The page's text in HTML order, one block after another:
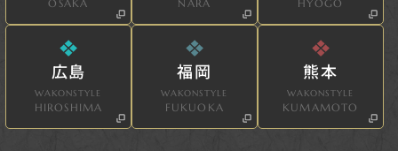
OSAKA NARA HYOGO
広島
WAKONSTYLE
HIROSHIMA
福岡
WAKONSTYLE
FUKUOKA
熊本
WAKONSTYLE
KUMAMOTO